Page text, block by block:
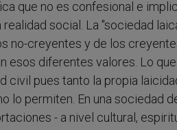
que no es confesional e
social. La "sociedad
no-creyentes y de los
esos diferentes valores. Lo
civil pues tanto la propia
lo permiten. En una sociedad
- a nivel cultural,